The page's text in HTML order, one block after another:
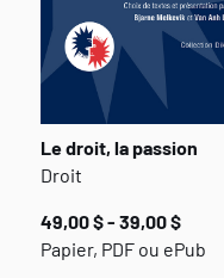
Le droit, la passion
Droit
49,00 $ - 39,00 $
Papier, PDF ou ePub